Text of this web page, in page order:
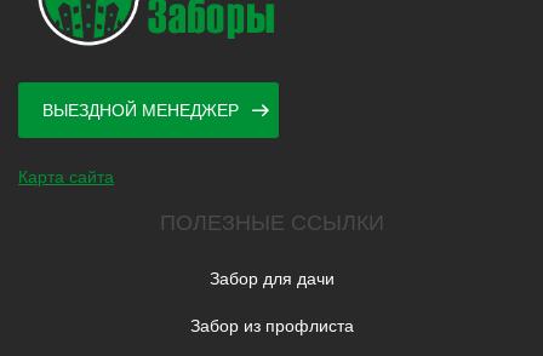
ВЫЕЗДНОЙ МЕНЕДЖЕР
Карта сайта
ПОЛЕЗНЫЕ ССЫЛКИ
Забор для дачи
Забор из профлиста